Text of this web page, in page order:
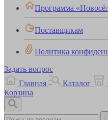
Программа
Поставщикам
Политика
Задать вопрос
Главная
Каталог
Корзина